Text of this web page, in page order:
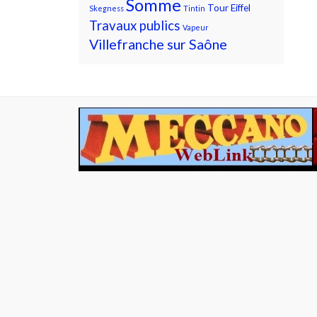
Skegness Somme Tintin Tour Eiffel
Travaux publics Vapeur
Villefranche sur Saône